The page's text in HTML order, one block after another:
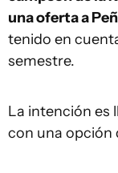
una oferta a
tenido en
semestre.
La intención es
con una opción